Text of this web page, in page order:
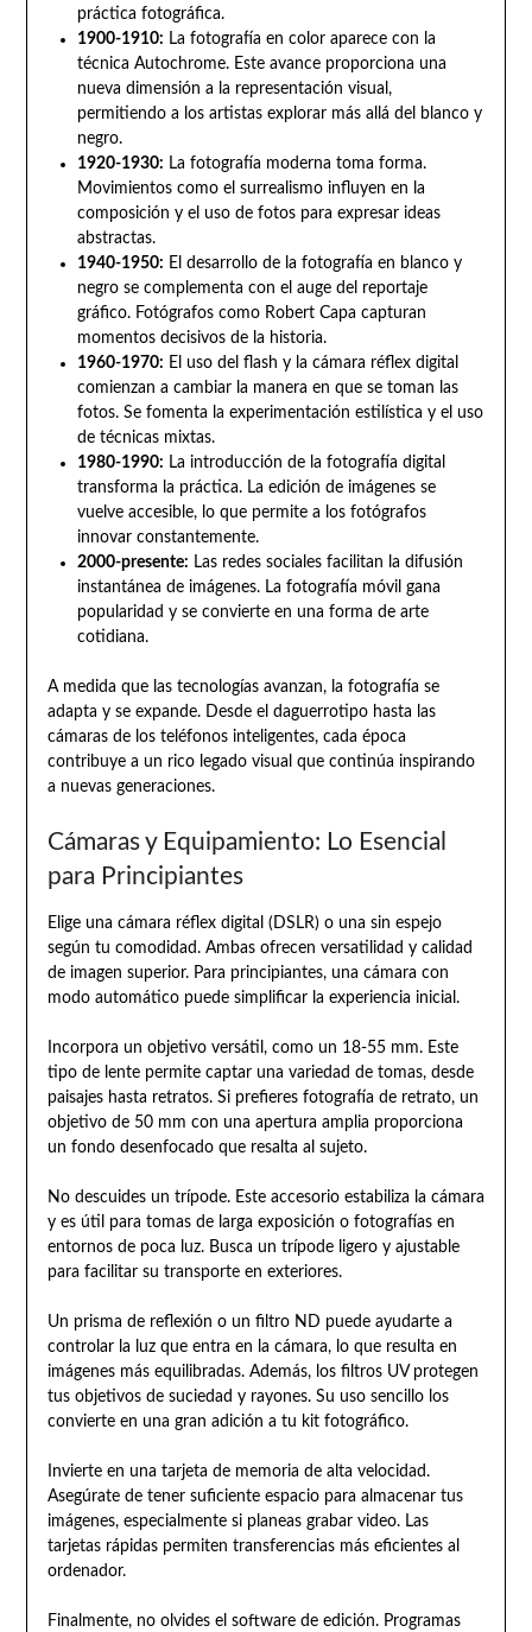
práctica fotográfica.
1900-1910: La fotografía en color aparece con la
técnica Autochrome. Este avance proporciona una
nueva dimensión a la representación visual,
permitiendo a los artistas explorar más allá del blanco y
negro.
1920-1930: La fotografía moderna toma forma.
Movimientos como el surrealismo influyen en la
composición y el uso de fotos para expresar ideas
abstractas.
1940-1950: El desarrollo de la fotografía en blanco y
negro se complementa con el auge del reportaje
gráfico. Fotógrafos como Robert Capa capturan
momentos decisivos de la historia.
1960-1970: El uso del flash y la cámara réflex digital
comienzan a cambiar la manera en que se toman las
fotos. Se fomenta la experimentación estilística y el uso
de técnicas mixtas.
1980-1990: La introducción de la fotografía digital
transforma la práctica. La edición de imágenes se
vuelve accesible, lo que permite a los fotógrafos
innovar constantemente.
2000-presente: Las redes sociales facilitan la difusión
instantánea de imágenes. La fotografía móvil gana
popularidad y se convierte en una forma de arte
cotidiana.
A medida que las tecnologías avanzan, la fotografía se
adapta y se expande. Desde el daguerrotipo hasta las
cámaras de los teléfonos inteligentes, cada época
contribuye a un rico legado visual que continúa inspirando
a nuevas generaciones.
Cámaras y Equipamiento: Lo Esencial
para Principiantes
Elige una cámara réflex digital (DSLR) o una sin espejo
según tu comodidad. Ambas ofrecen versatilidad y calidad
de imagen superior. Para principiantes, una cámara con
modo automático puede simplificar la experiencia inicial.
Incorpora un objetivo versátil, como un 18-55 mm. Este
tipo de lente permite captar una variedad de tomas, desde
paisajes hasta retratos. Si prefieres fotografía de retrato, un
objetivo de 50 mm con una apertura amplia proporciona
un fondo desenfocado que resalta al sujeto.
No descuides un trípode. Este accesorio estabiliza la cámara
y es útil para tomas de larga exposición o fotografías en
entornos de poca luz. Busca un trípode ligero y ajustable
para facilitar su transporte en exteriores.
Un prisma de reflexión o un filtro ND puede ayudarte a
controlar la luz que entra en la cámara, lo que resulta en
imágenes más equilibradas. Además, los filtros UV protegen
tus objetivos de suciedad y rayones. Su uso sencillo los
convierte en una gran adición a tu kit fotográfico.
Invierte en una tarjeta de memoria de alta velocidad.
Asegúrate de tener suficiente espacio para almacenar tus
imágenes, especialmente si planeas grabar video. Las
tarjetas rápidas permiten transferencias más eficientes al
ordenador.
Finalmente, no olvides el software de edición. Programas